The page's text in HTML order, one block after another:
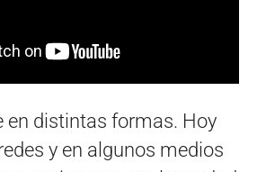
en distintas formas. Hoy
y en algunos medios